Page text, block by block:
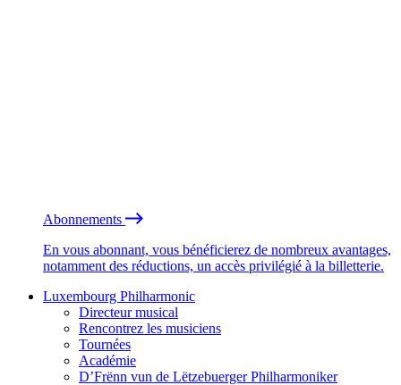
Abonnements
En vous abonnant, vous bénéficierez de nombreux avantages,
notamment des réductions, un accès privilégié à la billetterie.
Luxembourg Philharmonic
Directeur musical
Rencontrez les musiciens
Tournées
Académie
D’Frënn vun de Lëtzebuerger Philharmoniker